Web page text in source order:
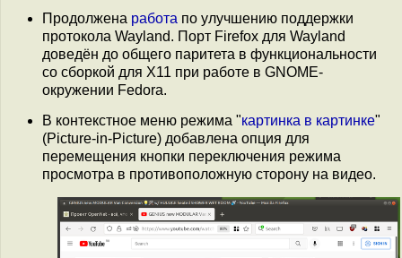
Продолжена работа по улучшению поддержки
протокола Wayland. Порт Firefox для Wayland
доведён до общего паритета в функциональности
со сборкой для X11 при работе в GNOME-
окружении Fedora.
В контекстное меню режима "картинка в картинке"
(Picture-in-Picture) добавлена опция для
перемещения кнопки переключения режима
просмотра в противоположную сторону на видео.